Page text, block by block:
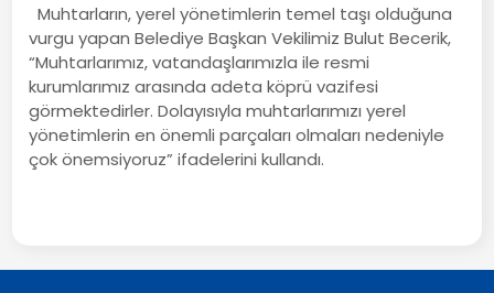
Muhtarların, yerel yönetimlerin temel taşı olduğuna
vurgu yapan Belediye Başkan Vekilimiz Bulut Becerik,
“Muhtarlarımız, vatandaşlarımızla ile resmi
kurumlarımız arasında adeta köprü vazifesi
görmektedirler. Dolayısıyla muhtarlarımızı yerel
yönetimlerin en önemli parçaları olmaları nedeniyle
çok önemsiyoruz” ifadelerini kullandı.